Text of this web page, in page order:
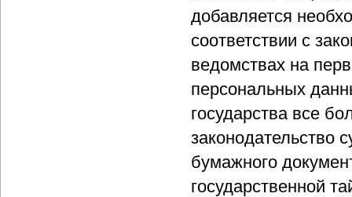
добавляется
соответствии с
ведомствах на
персональных
государства все
законодательство
бумажного
государственной